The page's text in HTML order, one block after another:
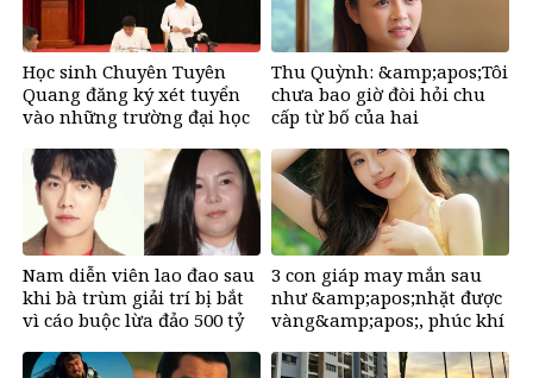
Học sinh Chuyên Tuyên
Quang đăng ký xét tuyển
vào những trường đại học
Thu Quỳnh: &amp;apos;Tôi
chưa bao giờ đòi hỏi chu
cấp từ bố của hai
Nam diễn viên lao đao sau
khi bà trùm giải trí bị bắt
vì cáo buộc lừa đảo 500 tỷ
3 con giáp may mắn sau
như &amp;apos;nhặt được
vàng&amp;apos;, phúc khí
một đêm sau ngày 6/8/2026